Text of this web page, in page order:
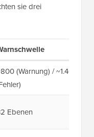
sie drei
(Warnung) / ~1.400
Ebenen